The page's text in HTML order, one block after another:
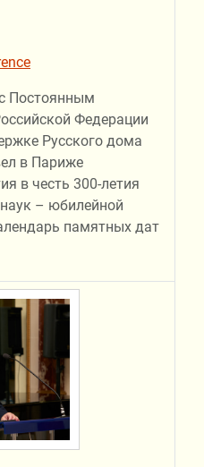
Постоянным
Федерации
Русского дома
в Париже
в честь 300-летия
– юбилейной
памятных дат